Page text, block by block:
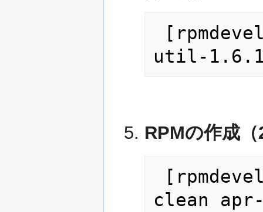
util-
RPMの作成
clean